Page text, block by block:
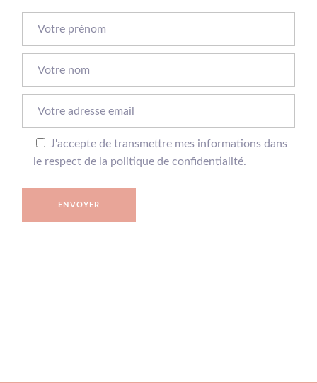
J'accepte de transmettre mes informations dans
le respect de la politique de confidentialité.
ENVOYER